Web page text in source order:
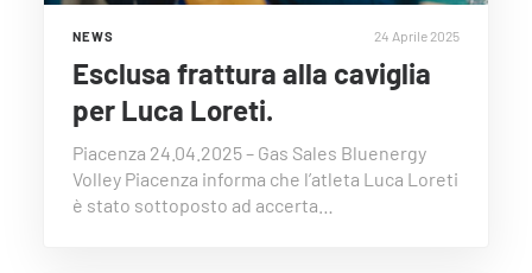
NEWS 24 Aprile 2025
Esclusa frattura alla caviglia
per Luca Loreti.
Piacenza 24.04.2025 – Gas Sales Bluenergy
Volley Piacenza informa che l’atleta Luca Loreti
è stato sottoposto ad accerta…